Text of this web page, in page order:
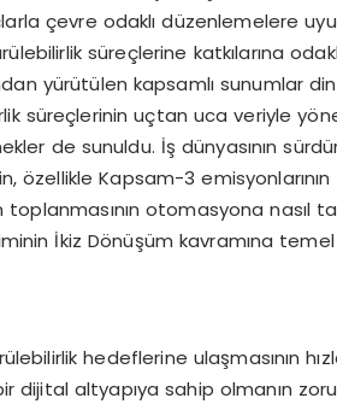
çevre odaklı düzenlemelere
süreçlerine katkılarına
yürütülen kapsamlı sunumlar
süreçlerinin uçtan uca veriyle
de sunuldu. İş dünyasının
özellikle Kapsam-3
toplanmasının otomasyona nasıl
İkiz Dönüşüm kavramına
hedeflerine ulaşmasının
dijital altyapıya sahip olmanın